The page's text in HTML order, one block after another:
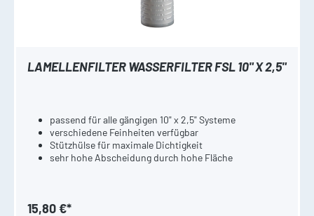
LAMELLENFILTER WASSERFILTER FSL 10" X 2,5"
passend für alle gängigen 10" x 2,5" Systeme
verschiedene Feinheiten verfügbar
Stützhülse für maximale Dichtigkeit
sehr hohe Abscheidung durch hohe Fläche
15,80 €*